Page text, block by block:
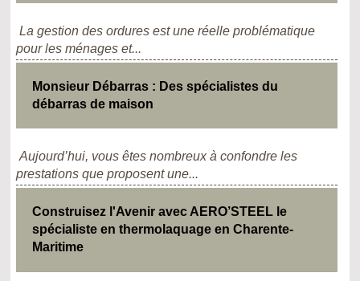
La gestion des ordures est une réelle problématique
pour les ménages et...
Monsieur Débarras : Des spécialistes du
débarras de maison
Aujourd’hui, vous êtes nombreux à confondre les
prestations que proposent une...
Construisez l'Avenir avec AERO’STEEL le
spécialiste en thermolaquage en Charente-
Maritime